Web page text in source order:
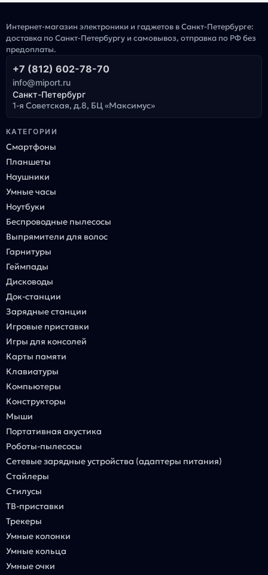
Интернет-магазин электроники и гаджетов в Санкт-Петербурге:
доставка по Санкт-Петербургу и самовывоз, отправка по РФ без
предоплаты.
+7 (812) 602-78-70
info@miport.ru
Санкт-Петербург
1-я Советская, д.8, БЦ «Максимус»
КАТЕГОРИИ
Смартфоны
Планшеты
Наушники
Умные часы
Ноутбуки
Беспроводные пылесосы
Выпрямители для волос
Гарнитуры
Геймпады
Дисководы
Док-станции
Зарядные станции
Игровые приставки
Игры для консолей
Карты памяти
Клавиатуры
Компьютеры
Конструкторы
Мыши
Портативная акустика
Роботы-пылесосы
Сетевые зарядные устройства (адаптеры питания)
Стайлеры
Стилусы
ТВ-приставки
Трекеры
Умные колонки
Умные кольца
Умные очки